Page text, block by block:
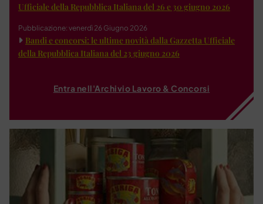
Ufficiale della Repubblica Italiana del 26 e 30 giugno 2026
Pubblicazione: venerdì 26 Giugno 2026
Bandi e concorsi: le ultime novità dalla Gazzetta Ufficiale
della Repubblica Italiana del 23 giugno 2026
Entra nell'Archivio Lavoro & Concorsi